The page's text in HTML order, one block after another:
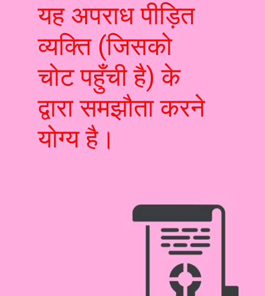
यह अपराध पीड़ित
व्यक्ति (जिसको
चोट पहुँची है) के
द्वारा समझौता करने
योग्य है।